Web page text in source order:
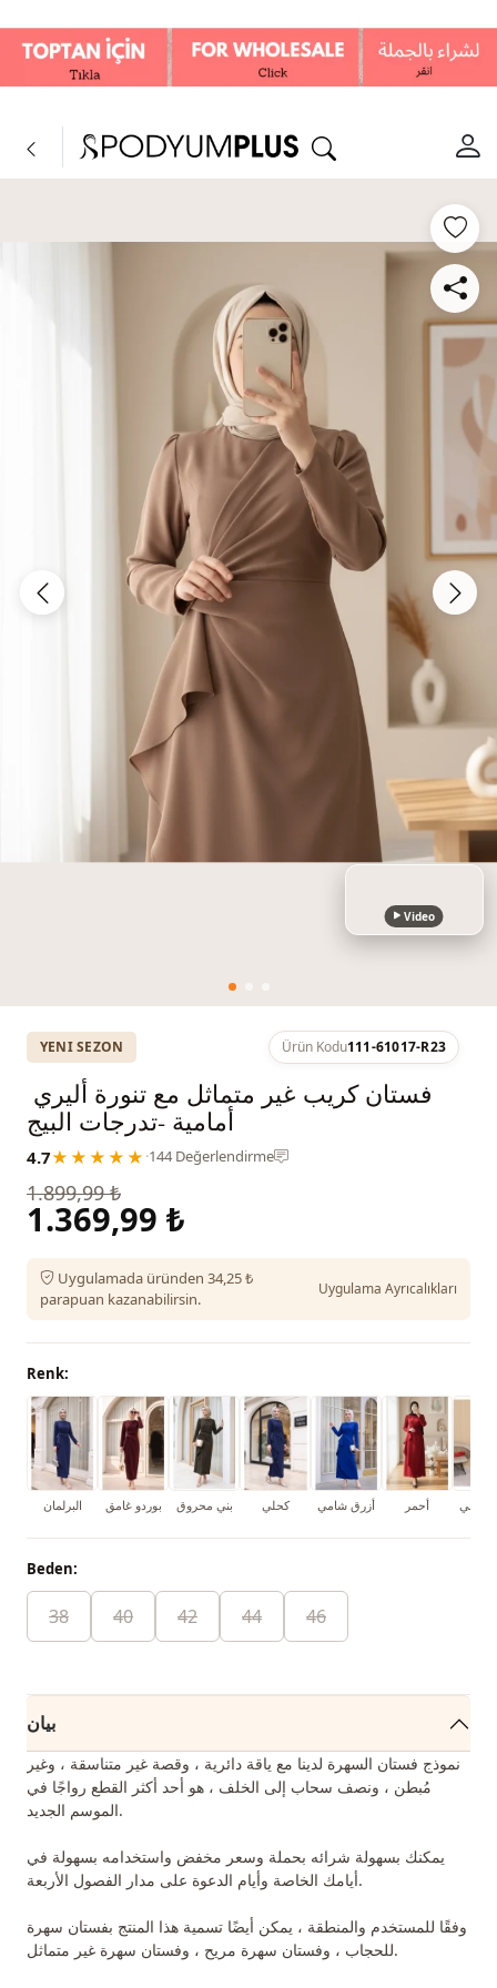
Video
YENI SEZON Ürün Kodu111-61017-R23
فستان كريب غير متماثل مع تنورة أليري ​​
أمامية -تدرجات البيج
4.7★★★★★ ·144 Değerlendirme
1.899,99 ₺
1.369,99 ₺
Uygulamada üründen 34,25 ₺
parapuan kazanabilirsin.
Uygulama Ayrıcalıkları
Renk:
البرلمان بوردو غامق بني محروق كحلي أزرق شامي أحمر النيلي
Beden:
38 40 42 44 46
بيان
نموذج فستان السهرة لدينا مع ياقة دائرية ، وقصة غير متناسقة ، وغير
مُبطن ، ونصف سحاب إلى الخلف ، هو أحد أكثر القطع رواجًا في
الموسم الجديد.
يمكنك بسهولة شرائه بحملة وسعر مخفض واستخدامه بسهولة في
أيامك الخاصة وأيام الدعوة على مدار الفصول الأربعة.
وفقًا للمستخدم والمنطقة ، يمكن أيضًا تسمية هذا المنتج بفستان سهرة
للحجاب ، وفستان سهرة مريح ، وفستان سهرة غير متماثل.